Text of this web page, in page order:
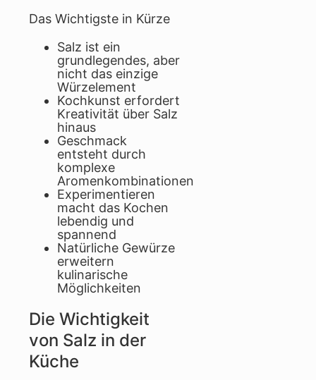
Das Wichtigste in Kürze
Salz ist ein
grundlegendes, aber
nicht das einzige
Würzelement
Kochkunst erfordert
Kreativität über Salz
hinaus
Geschmack
entsteht durch
komplexe
Aromenkombinationen
Experimentieren
macht das Kochen
lebendig und
spannend
Natürliche Gewürze
erweitern
kulinarische
Möglichkeiten
Die Wichtigkeit
von Salz in der
Küche